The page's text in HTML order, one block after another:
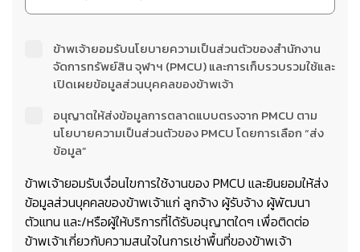
ข้าพเจ้ายอมรับนโยบายความเป็นส่วนตัวของสำนักงาน
จัดการทรัพย์สิน จุฬาฯ (PMCU) และการเก็บรวบรวมใช้และ
เปิดเผยข้อมูลส่วนบุคคลของข้าพเจ้า
อนุญาตให้ส่งข้อมูลการตลาดแบบตรงจาก PMCU ตาม
นโยบายความเป็นส่วนตัวของ PMCU โดยการเลือก “ส่ง
ข้อมูล”
ข้าพเจ้ายอมรับเงื่อนไขการใช้งานของ PMCU และยินยอมให้ส่ง
ข้อมูลส่วนบุคคลของข้าพเจ้าแก่ ลูกจ้าง ผู้รับจ้าง ผู้พัฒนา
ตัวแทน และ/หรือผู้ให้บริการที่ได้รับอนุญาตใดๆ เพื่อติดต่อ
ข้าพเจ้าเกี่ยวกับความสนใจในการเช่าพื้นที่ของข้าพเจ้า